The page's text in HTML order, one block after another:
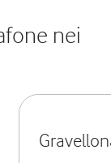
nei